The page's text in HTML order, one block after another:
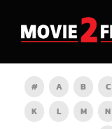
# A B C
K
L M N